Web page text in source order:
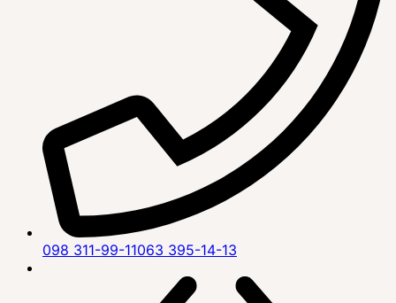
098 311-99-11063 395-14-13